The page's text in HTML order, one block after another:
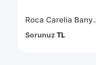
Roca Carelia
SorunuzTL